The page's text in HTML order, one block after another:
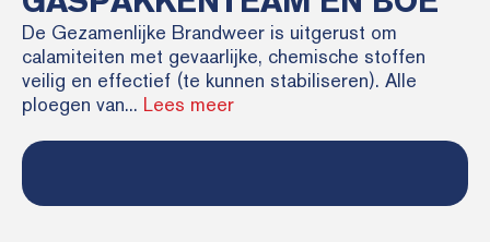
De Gezamenlijke Brandweer is uitgerust om
calamiteiten met gevaarlijke, chemische stoffen
veilig en effectief (te kunnen stabiliseren). Alle
ploegen van... Lees meer